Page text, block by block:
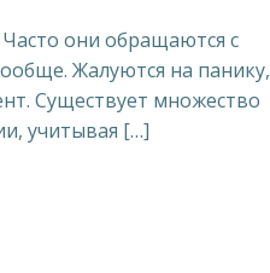
они обращаются с
Жалуются на панику,
Существует множество
учитывая […]